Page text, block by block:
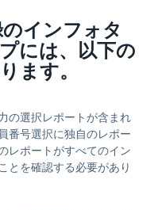
インフォタ
には、以下の
ます。
の選択レポートが含まれ
番号選択に独自のレポー
レポートがすべてのイン
とを確認する必要があり